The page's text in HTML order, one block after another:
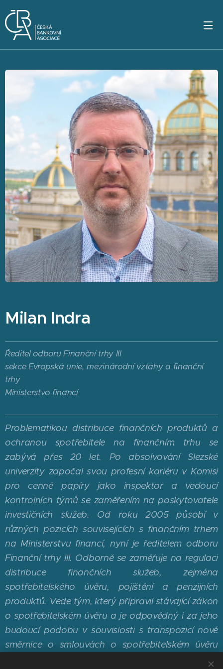
Milan Indra
Ředitel odboru Finanční trhy III
sekce Evropská unie, mezinárodní vztahy a finanční
trhy
Ministerstvo financí
Problematikou distribuce finančních produktů a
ochranou spotřebitele na finančním trhu se
zabývá přes 20 let. Po absolvování Slezské
univerzity započal svou profesní kariéru v Komisi
pro cenné papíry jako inspektor a vedoucí
kontrolních týmů se zaměřením na poskytovatele
investičních služeb. Od roku 2005 působí v
různých pozicích souvisejících s finančním trhem
na Ministerstvu financí, nyní je ředitelem odboru
Finanční trhy III. Odborně se zaměřuje na regulaci
distribuce finančních služeb, zejména
spotřebitelského úvěru, pojištění a penzijních
produktů. Vede tým, který připravil stávající zákon
o spotřebitelském úvěru a je odpovědný i za jeho
budoucí podobu v souvislosti s transpozicí nové
směrnice o smlouvách o spotřebitelském úvěru